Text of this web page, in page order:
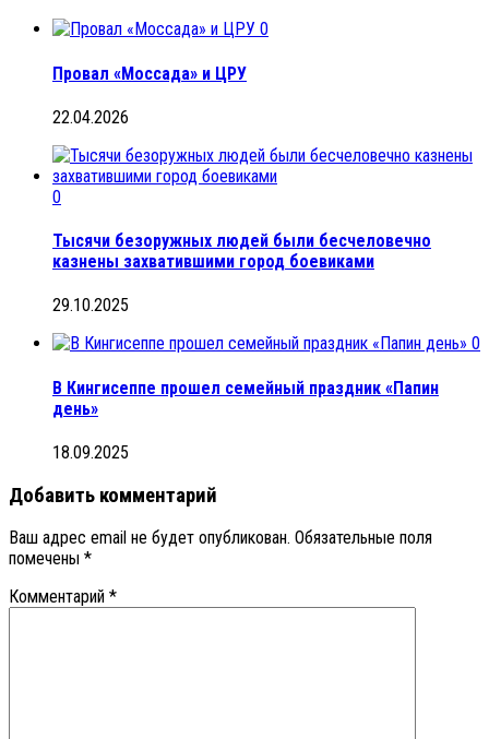
0
Провал «Моссада» и ЦРУ
22.04.2026
0
Тысячи безоружных людей были бесчеловечно
казнены захватившими город боевиками
29.10.2025
0
В Кингисеппе прошел семейный праздник «Папин
день»
18.09.2025
Добавить комментарий
Ваш адрес email не будет опубликован. Обязательные поля
помечены *
Комментарий *